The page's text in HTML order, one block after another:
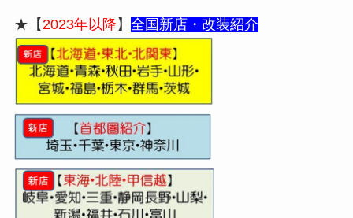
★【2023年以降 】 全国新店・改装紹介